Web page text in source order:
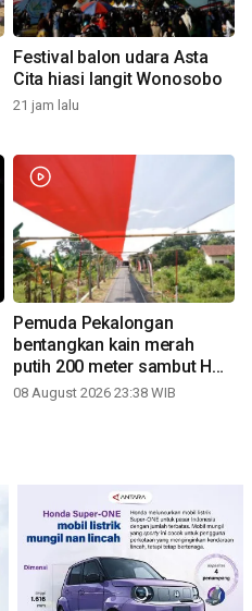
Festival balon udara Asta
Cita hiasi langit Wonosobo
21 jam lalu
Pemuda Pekalongan
bentangkan kain merah
putih 200 meter sambut HUT
RI
08 August 2026 23:38 WIB